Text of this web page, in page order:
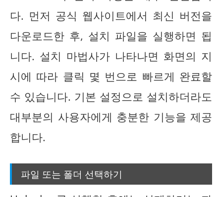
다. 먼저 공식 웹사이트에서 최신 버전을
다운로드한 후, 설치 파일을 실행하면 됩
니다. 설치 마법사가 나타나면 화면의 지
시에 따라 클릭 몇 번으로 빠르게 완료할
수 있습니다. 기본 설정으로 설치하더라도
대부분의 사용자에게 충분한 기능을 제공
합니다.
파일 또는 폴더 선택하기